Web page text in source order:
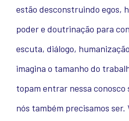
estão desconstruindo egos,
poder e doutrinação para
escuta, diálogo,
imagina o tamanho do
topam entrar nessa conosco
nós também precisamos ser.